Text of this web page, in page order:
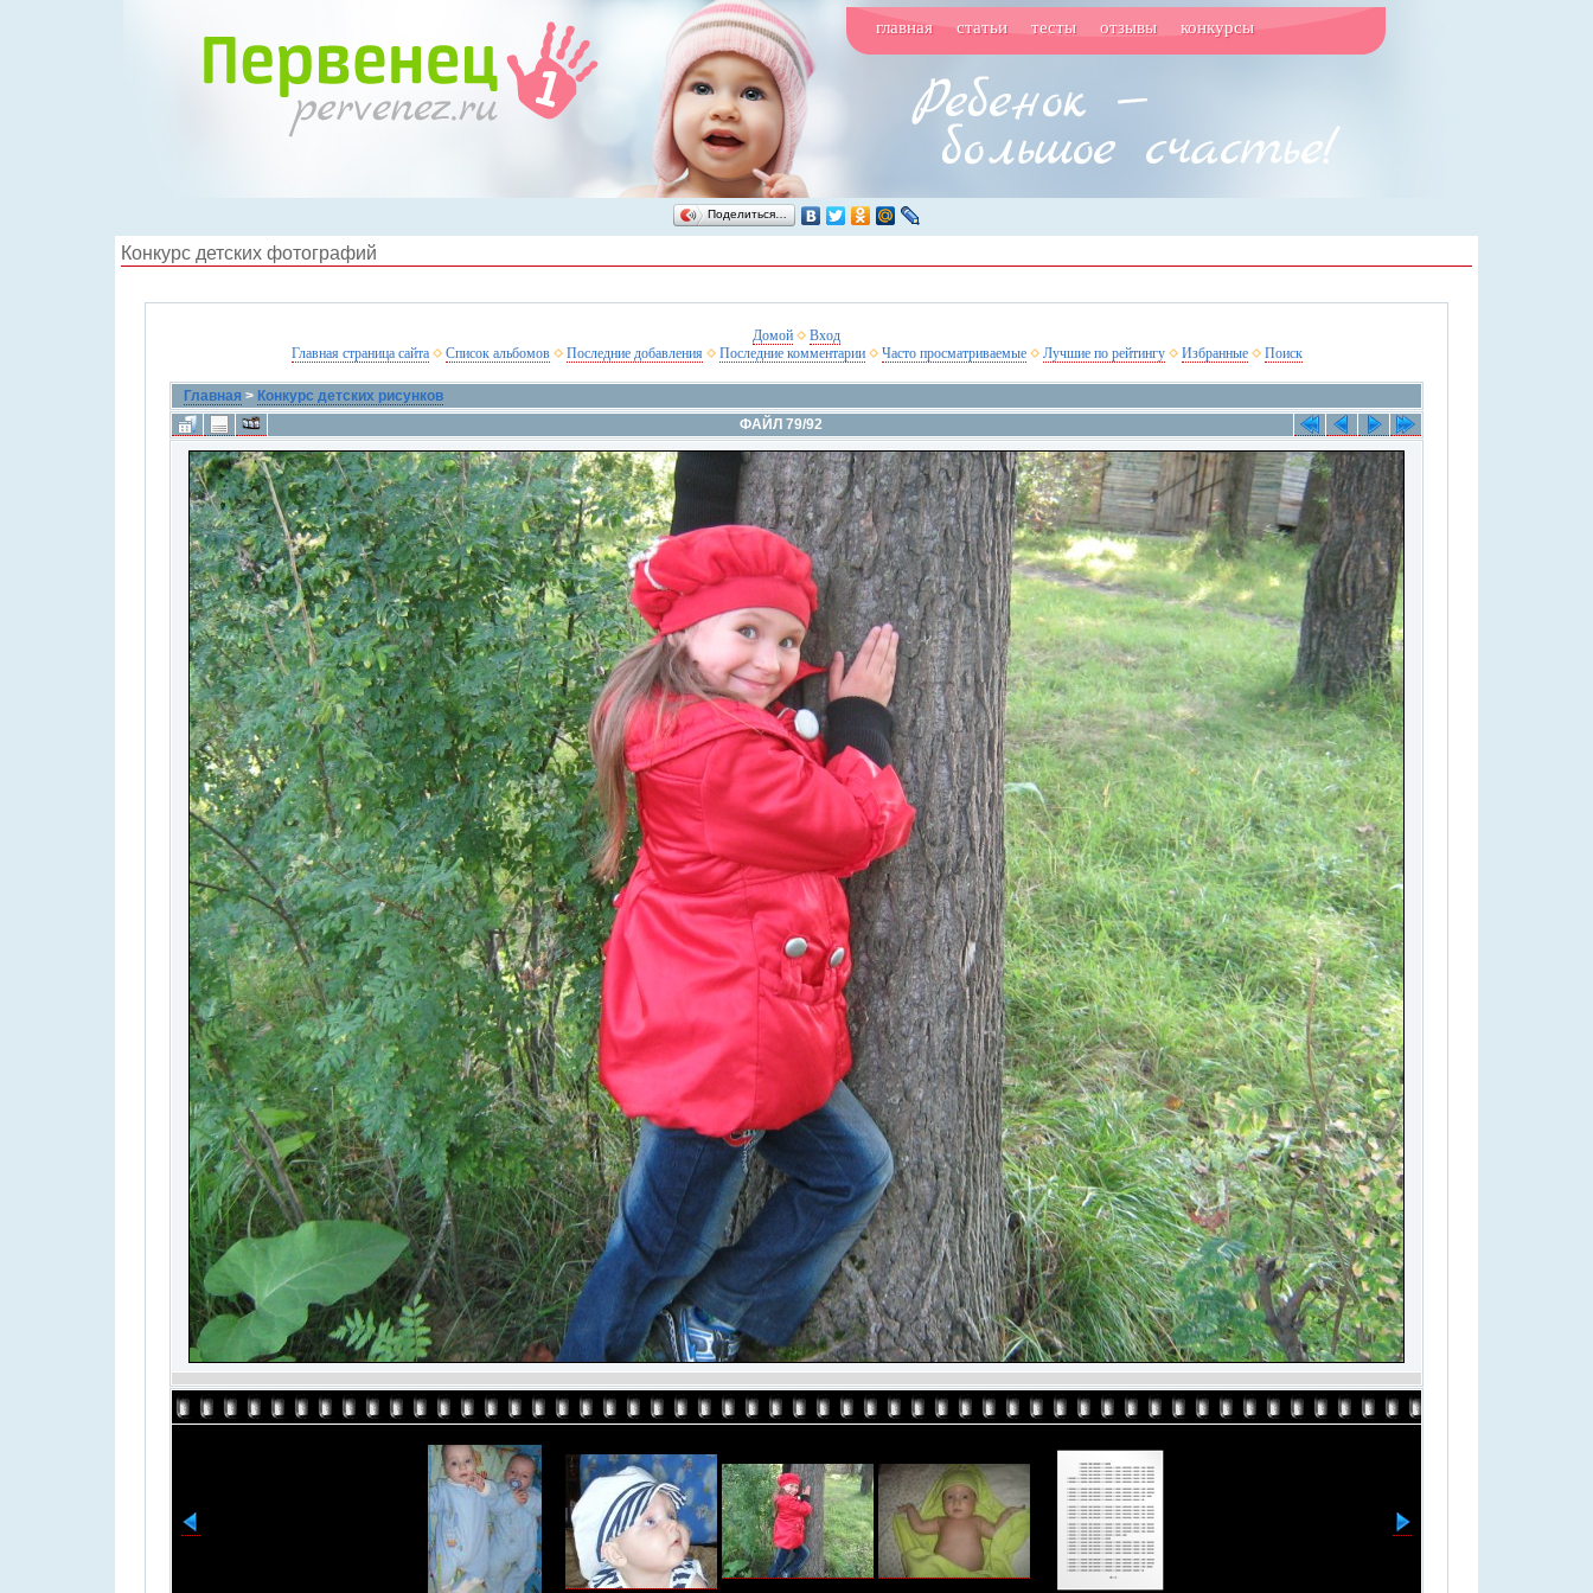
главная статьи тесты отзывы конкурсы
Поделиться…
Конкурс детских фотографий
Домой
Вход
Главная страница сайта
Список альбомов Последние добавления Последние комментарии Часто просматриваемые Лучшие по рейтингу Избранные Поиск
Главная > Конкурс детских рисунков
ФАЙЛ 79/92